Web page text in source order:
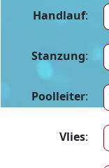
Handlauf:
Stanzung:
Poolleiter:
Vlies: